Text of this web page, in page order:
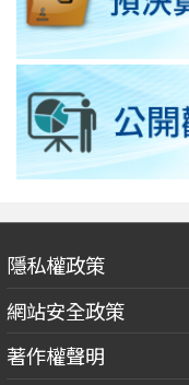
隱私權政策
網站安全政策
著作權聲明